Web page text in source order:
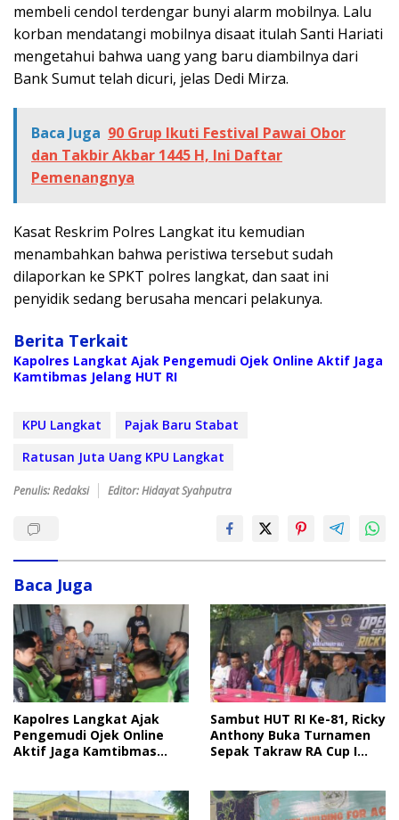
membeli cendol terdengar bunyi alarm mobilnya. Lalu
korban mendatangi mobilnya disaat itulah Santi Hariati
mengetahui bahwa uang yang baru diambilnya dari
Bank Sumut telah dicuri, jelas Dedi Mirza.
Baca Juga 90 Grup Ikuti Festival Pawai Obor
dan Takbir Akbar 1445 H, Ini Daftar
Pemenangnya
Kasat Reskrim Polres Langkat itu kemudian
menambahkan bahwa peristiwa tersebut sudah
dilaporkan ke SPKT polres langkat, dan saat ini
penyidik sedang berusaha mencari pelakunya.
Berita Terkait
Kapolres Langkat Ajak Pengemudi Ojek Online Aktif Jaga
Kamtibmas Jelang HUT RI
KPU Langkat
Pajak Baru Stabat
Ratusan Juta Uang KPU Langkat
Penulis: Redaksi Editor: Hidayat Syahputra
Baca Juga
Kapolres Langkat Ajak
Pengemudi Ojek Online
Aktif Jaga Kamtibmas
Sambut HUT RI Ke-81, Ricky
Anthony Buka Turnamen
Sepak Takraw RA Cup I